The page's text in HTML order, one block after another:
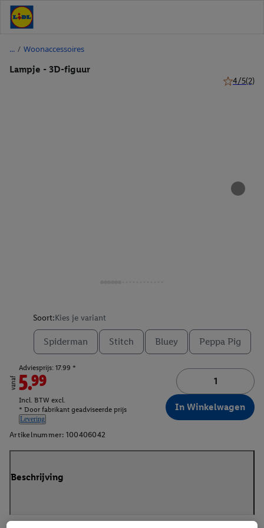
/ Woonaccessoires
Lampje - 3D-figuur
4/5(2)
Soort:Kies je variant
Spiderman Stitch Bluey Peppa Pig
vanaf
Adviesprijs: 17.99 *
5.99
Incl. BTW excl.
* Door fabrikant geadviseerde prijs
Levering
In Winkelwagen
Artikelnummer: 100406042
Beschrijving